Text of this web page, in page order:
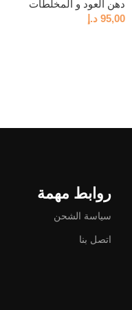
دهن العود و المخلطات
95,00 د.إ
روابط مهمة
سياسة الشحن
اتصل بنا